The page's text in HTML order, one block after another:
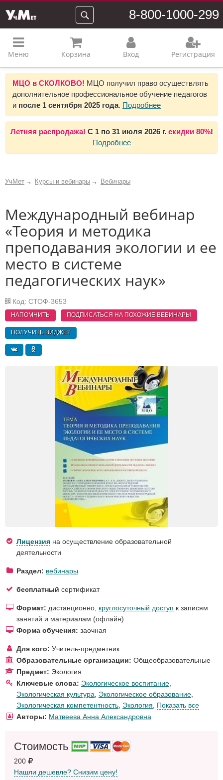
8-800-1000-299
Меню Корзина Вход Регистрация
МЦО в СКОЛКОВО! МЦО получил право осуществлять
дополнительное профессиональное обучение педагогов
и после 1 сентября 2025 года. Подробнее
Летняя распродажа! С 1 по 31 июля 2026 г. скидки 80%!
Подробнее
УчМет Курсы и вебинары Вебинары
Международный вебинар
«Теория и методика
преподавания экологии и ее
место в системе
педагогических наук»
Код: СТОФ-3653
НАПОМНИТЬ ПОДПИСАТЬСЯ НА ПОХОЖИЕВЕБИНАРЫ
ПОЛУЧИТЬ ВИДЖЕТ
Лицензия на осуществление образовательной
деятельности
Раздел: вебинары
бесплатный сертификат
Формат: дистанционно, круглосуточный доступ к записям
занятий и материалам (офлайн)
Форма обучения: заочная
Для кого: Учитель-предметник
Образовательные организации: Общеобразовательные
Предмет: Экология
Ключевые слова: Экологическое воспитание
Экологическая культура
Экологическое образование
Экологическая компетентность Экология
Показать все
Авторы: Матвеева Анна Александровна
Стоимость
200
Нашли дешевле? Снизим цену!